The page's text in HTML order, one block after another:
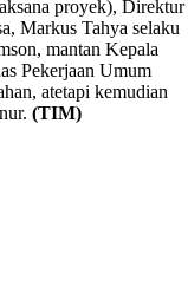
proyek), Direktur
Markus Tahya selaku
mantan Kepala
Pekerjaan Umum
atetapi kemudian
(TIM)